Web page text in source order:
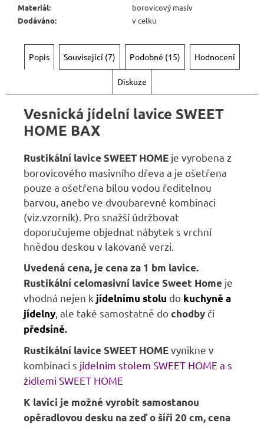
Materiál:
borovicový masív
Dodáváno: v celku
Popis Související (7) Podobné (15) Hodnocení
Diskuze
Vesnická jídelní lavice SWEET
HOME BAX
Rustikální lavice SWEET HOME je vyrobena z
borovicového masivního dřeva a je ošetřena
pouze a ošetřena bílou vodou ředitelnou
barvou, anebo ve dvoubarevné kombinaci
(viz.vzorník). Pro snažší údržbovat
doporučujeme objednat nábytek s vrchní
hnědou deskou v lakované verzi.
Uvedená cena, je cena za 1 bm lavice.
Rustikální celomasivní lavice Sweet Home je
vhodná nejen k jídelnímu stolu do kuchyně a
jídelny, ale také samostatně dochodbyči
předsíně.
Rustikální lavice SWEET HOMEvynikne v
kombinaci s jídelním stolem SWEET HOME a s
židlemi SWEET HOME
K lavici je možné vyrobit samostanou
opěradlovou desku na zeď o šíři 20 cm, cena